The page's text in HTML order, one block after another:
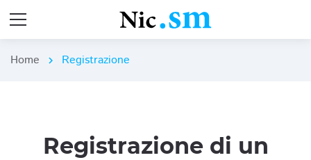
Home chevron_right Registrazione
Registrazione di un